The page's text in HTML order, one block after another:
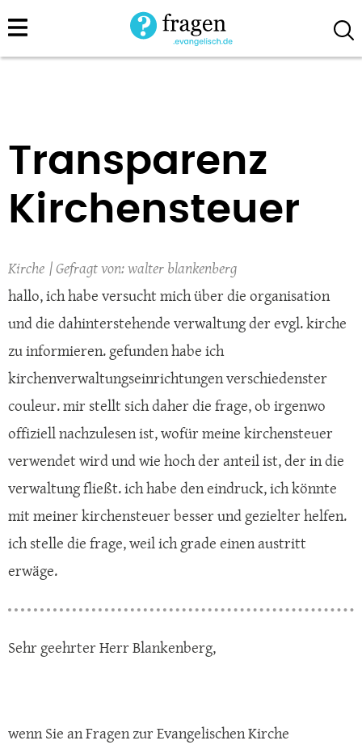
Direkt
zum
Transparenz
Kirchensteuer
Kirche
walter blankenberg
hallo, ich habe versucht mich über die organisation
und die dahinterstehende verwaltung der evgl. kirche
zu informieren. gefunden habe ich
kirchenverwaltungseinrichtungen verschiedenster
couleur. mir stellt sich daher die frage, ob irgenwo
offiziell nachzulesen ist, wofür meine kirchensteuer
verwendet wird und wie hoch der anteil ist, der in die
verwaltung fließt. ich habe den eindruck, ich könnte
mit meiner kirchensteuer besser und gezielter helfen.
ich stelle die frage, weil ich grade einen austritt
erwäge.
Sehr geehrter Herr Blankenberg,
wenn Sie an Fragen zur Evangelischen Kirche